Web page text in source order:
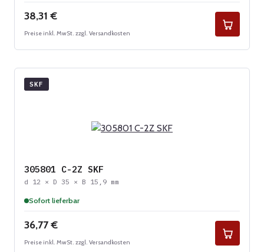
Regulärer Preis:
38,31 €
Preise inkl. MwSt. zzgl. Versandkosten
SKF
305801 C-2Z SKF
d 12 × D 35 × B 15,9 mm
Sofort lieferbar
Regulärer Preis:
36,77 €
Preise inkl. MwSt. zzgl. Versandkosten